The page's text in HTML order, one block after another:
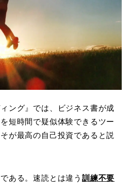
ング』では、ビジネス書が成
短時間で疑似体験できるツー
が最高の自己投資であると説
ある。速読とは違う 訓練不要